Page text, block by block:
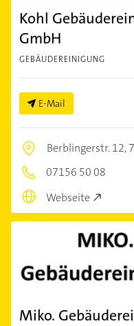
Kohl
GmbH
GEBÄUDEREINIGUNG
E-Mail
Berblingerstr. 12,
07156 50 08
Webseite
Miko.